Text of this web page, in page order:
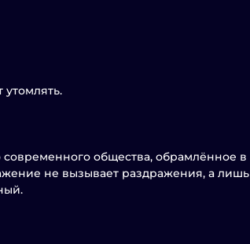
современного общества, обрамлённое в
не вызывает раздражения, а лишь